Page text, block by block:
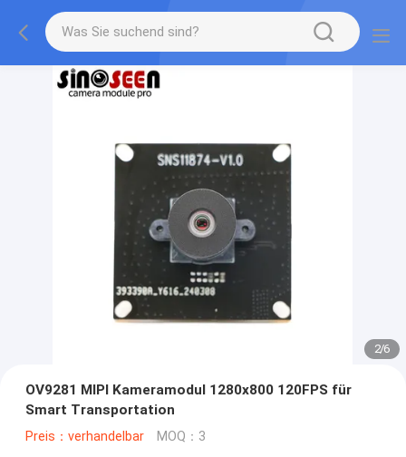
2/6
OV9281 MIPI Kameramodul 1280x800 120FPS für
Smart Transportation
Preis：verhandelbar MOQ：3